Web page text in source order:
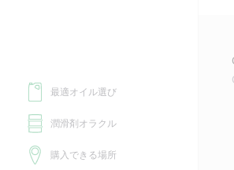
最適オイル選び
潤滑剤オラクル
購入できる場所